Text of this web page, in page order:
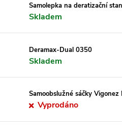
Samolepka na deratizační
Skladem
Deramax-Dual 0350
Skladem
Samoobslužné sáčky Vigonez
Vyprodáno